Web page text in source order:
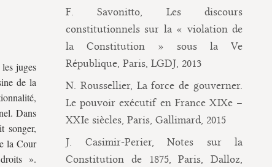
juges
de la
Dans
songer,
la Cour
».
F. Savonitto, Les discours
constitutionnels sur la « violation de
la Constitution » sous la Ve
République, Paris, LGDJ, 2013
N. Roussellier, La force de gouverner.
Le pouvoir exécutif en France XIXe –
XXIe siècles, Paris, Gallimard, 2015
J. Casimir-Perier, Notes sur la
Constitution de 1875, Paris, Dalloz,